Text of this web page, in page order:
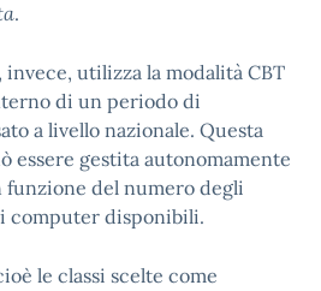
.
invece, utilizza la modalità CBT
di un periodo di
a livello nazionale. Questa
essere gestita autonomamente
funzione del numero degli
computer disponibili.
le classi scelte come